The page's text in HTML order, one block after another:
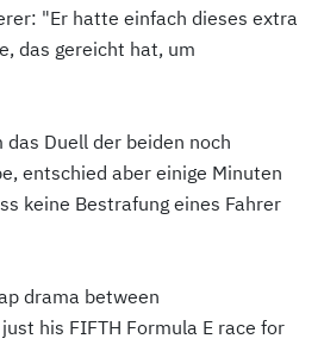
"Er hatte einfach dieses extra
das gereicht hat, um
das Duell der beiden noch
entschied aber einige Minuten
keine Bestrafung eines Fahrer
drama between
his FIFTH Formula E race for